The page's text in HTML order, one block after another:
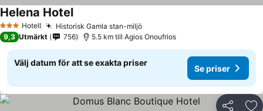
3 StjärnorHotell Historisk Gamla stan-miljö
Helena Hotel
9,3 Utmärkt 756 5.5 km till Agios Onoufrios
Välj datum för att se exakta priser
Se priser